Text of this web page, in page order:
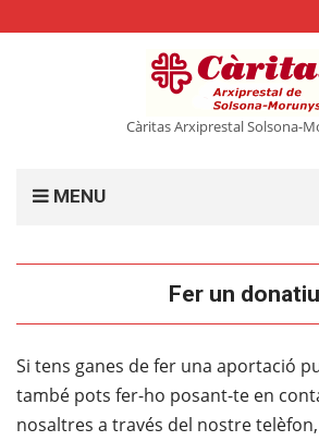
Càritas Arxiprestal Solsona-
MENU
Fer un donatiu
Si tens ganes de fer una aportació
també pots fer-ho posant-te en
nosaltres a través del nostre